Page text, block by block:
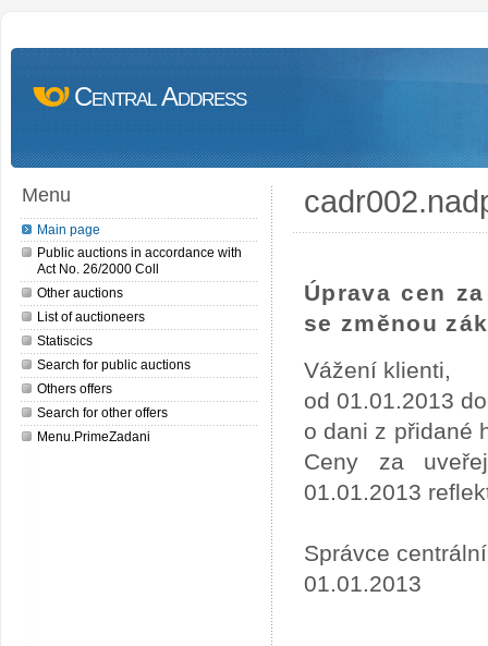
Central Address
Menu
Main page
Public auctions in accordance with
Act No. 26/2000 Coll
Other auctions
List of auctioneers
Statiscics
Search for public auctions
Others offers
Search for other offers
Menu.PrimeZadani
Úprava cen
se změnou
Vážení klienti,
od 01.01.2013
o dani z přidané
Ceny za
01.01.2013
Správce
01.01.2013